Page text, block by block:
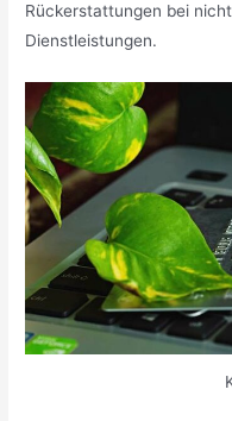
Rückerstattungen bei
Dienstleistungen.